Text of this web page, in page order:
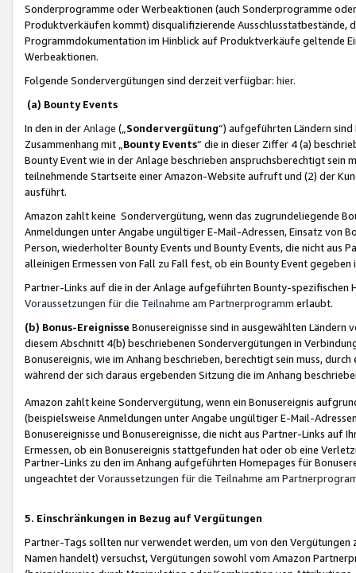
Sonderprogramme oder Werbeaktionen (auch Sonderprogramme
Produktverkäufen kommt) disqualifizierende Ausschlusstatbestände,
Programmdokumentation im Hinblick auf Produktverkäufe geltende
Werbeaktionen.
Folgende Sondervergütungen sind derzeit verfügbar: hier.
(a) Bounty Events
In den in derAnlage („ Sondervergütung“) aufgeführten Ländern
Zusammenhang mit „ Bounty Events“ die in dieser Ziffer 4 (a)
Bounty Event wie in der Anlage beschrieben anspruchsberechtigt sein
teilnehmende Startseite einer Amazon-Website aufruft und (2) der
ausführt.
Amazon zahlt keine Sondervergütung, wenn das zugrundeliegende
Anmeldungen unter Angabe ungültiger E-Mail-Adressen, Einsatz von
Person, wiederholter Bounty Events und Bounty Events, die nicht
alleinigen Ermessen von Fall zu Fall fest, ob ein Bounty Event
Partner-Links auf die in der Anlage aufgeführten Bounty-spezifischen
Voraussetzungen für die Teilnahme am Partnerprogramm erlaubt.
(b) Bonus-Ereignisse Bonusereignisse sind in ausgewählten Ländern
diesem Abschnitt 4(b) beschriebenen Sondervergütungen in
Bonusereignis, wie im Anhang beschrieben, berechtigt sein muss,
während der sich daraus ergebenden Sitzung die im Anhang
Amazon zahlt keine Sondervergütung, wenn ein Bonusereignis
(beispielsweise Anmeldungen unter Angabe ungültiger E-Mail-
Bonusereignisse und Bonusereignisse, die nicht aus Partner-Links auf
Ermessen, ob ein Bonusereignis stattgefunden hat oder ob eine
Partner-Links zu den im Anhang aufgeführten Homepages für
ungeachtet derVoraussetzungen für die Teilnahme am
5. Einschränkungen in Bezug auf Vergütungen
Partner-Tags sollten nur verwendet werden, um von den
Namen handelt) versuchst, Vergütungen sowohl vom Amazon